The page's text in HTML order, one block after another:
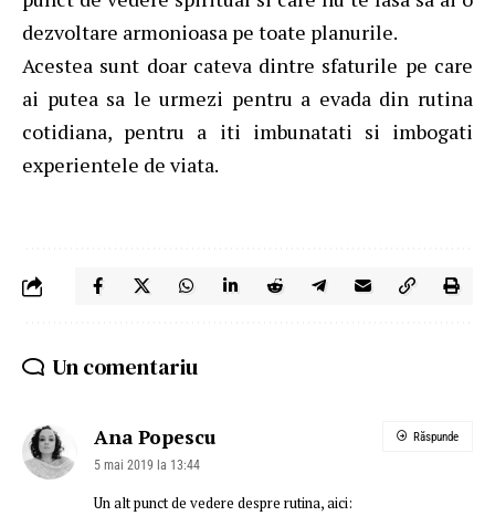
dezvoltare armonioasa pe toate planurile.
Acestea sunt doar cateva dintre sfaturile pe care
ai putea sa le urmezi pentru a evada din rutina
cotidiana, pentru a iti imbunatati si imbogati
experientele de viata.
Un comentariu
Ana Popescu
5 mai 2019 la 13:44
Un alt punct de vedere despre rutina, aici:
Răspunde